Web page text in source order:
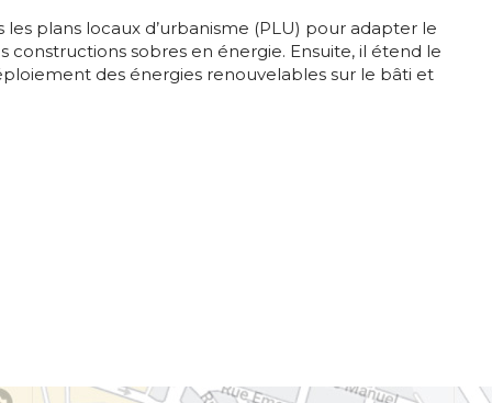
plans locaux d’urbanisme (PLU) pour adapter le
sobres en énergie. Ensuite, il étend le
des énergies renouvelables sur le bâti et